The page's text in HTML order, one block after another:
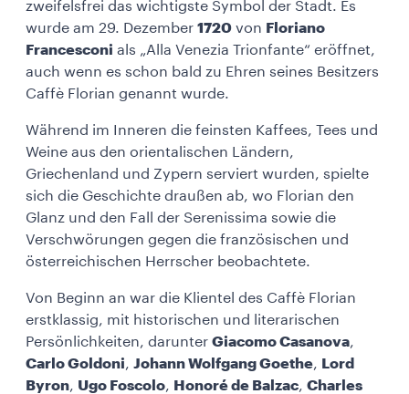
zweifelsfrei das wichtigste Symbol der Stadt. Es
wurde am 29. Dezember 1720 von Floriano
Francesconi als „Alla Venezia Trionfante“ eröffnet,
auch wenn es schon bald zu Ehren seines Besitzers
Caffè Florian genannt wurde.
Während im Inneren die feinsten Kaffees, Tees und
Weine aus den orientalischen Ländern,
Griechenland und Zypern serviert wurden, spielte
sich die Geschichte draußen ab, wo Florian den
Glanz und den Fall der Serenissima sowie die
Verschwörungen gegen die französischen und
österreichischen Herrscher beobachtete.
Von Beginn an war die Klientel des Caffè Florian
erstklassig, mit historischen und literarischen
Persönlichkeiten, darunter Giacomo Casanova,
Carlo Goldoni, Johann Wolfgang Goethe, Lord
Byron, Ugo Foscolo, Honoré de Balzac, Charles